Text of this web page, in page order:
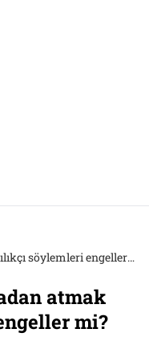
Trump’ı sosyal medyadan atmak aşırılıkçı söylemleri engeller mi?
atmak
mi?